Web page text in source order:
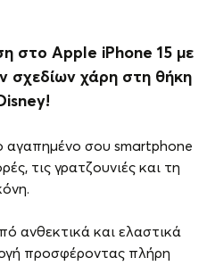
στο Apple iPhone 15 με
σχεδίων χάρη στη θήκη
αγαπημένο σου smartphone
τις γρατζουνιές και τη
ανθεκτικά και ελαστικά
προσφέροντας πλήρη